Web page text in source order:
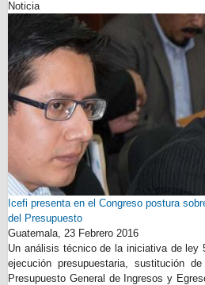
Noticia
Icefi presenta en el Congreso postura
del Presupuesto
Guatemala, 23 Febrero 2016
Un análisis técnico de la iniciativa de ley
ejecución presupuestaria, sustitución
Presupuesto General de Ingresos y